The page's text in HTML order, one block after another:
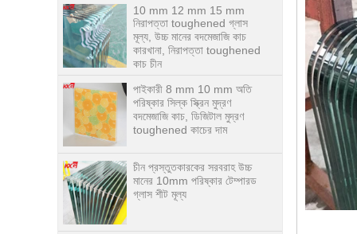
মূল্য, উচ্চ মানের বদমেজাজি কাচ
কারখানা, নিরাপত্তা toughened
কাচ চীন
পাইকারী 8 mm 10 mm অতি
বদমেজাজি কাচ, ডিজিটাল মুদ্রণ
toughened কাচের দাম
চীন প্রস্তুতকারকের সরবরাহ উচ্চ
গ্লাস শীট মূল্য